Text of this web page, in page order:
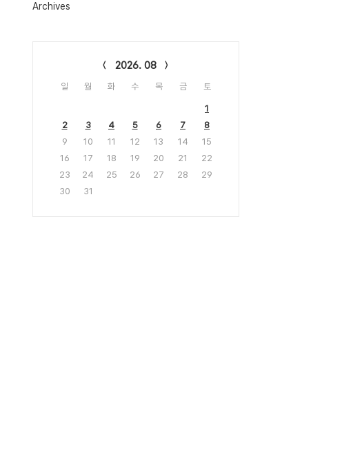
그
Archives
2026. 08
일 월 화 수 목 금 토
1
2
3 4 5 6 7
8
9
10 11 12 13 14
15
16
17 18 19 20 21
22
23
24 25 26 27 28
29
30
31